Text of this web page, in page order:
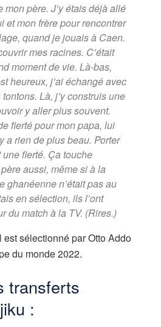
mon père. J’y étais déjà allé
et mon frère pour rencontrer
quand je jouais à Caen.
mes racines. C’était
moment de vie. Là-bas,
heureux, j’ai échangé avec
Là, j’y construis une
y aller plus souvent.
fierté pour mon papa, lui
a rien de plus beau. Porter
une fierté. Ça touche
aussi, même si à la
ghanéenne n’était pas au
en sélection, ils l’ont
du match à la TV. (Rires.)
sélectionné par Otto Addo
du monde 2022.
transferts
: